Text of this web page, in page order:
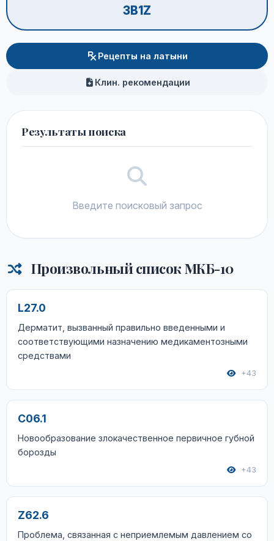
3B1Z
Рецепты на латыни
Клин. рекомендации
Результаты поиска
Введите поисковый запрос
Произвольный список МКБ-10
L27.0
Дерматит, вызванный правильно введенными и
соответствующими назначению медикаментозными
средствами
+43
C06.1
Новообразование злокачественное первичное губной
борозды
+43
Z62.6
Проблема, связанная с неприемлемым давлением со